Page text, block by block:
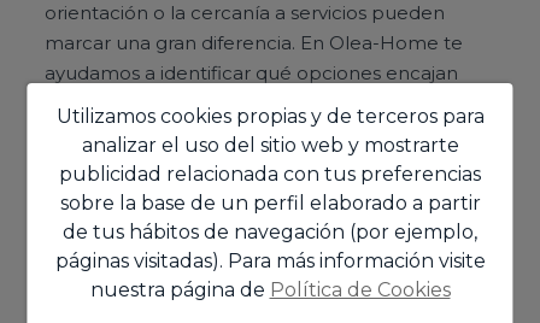
orientación o la cercanía a servicios pueden
marcar una gran diferencia. En Olea-Home te
ayudamos a identificar qué opciones encajan
mejor con lo que estás buscando.
Preguntas frecuentes sobre
casas y chalets en venta en
Moravit - Cap Blanc, Moraira
¿Dónde está situada la zona de Moravit -
Utilizamos cookies propias y de terceros para
analizar el uso del sitio web y mostrarte
publicidad relacionada con tus preferencias
sobre la base de un perfil elaborado a partir
de tus hábitos de navegación (por ejemplo,
páginas visitadas). Para más información visite
nuestra página de Política de Cookies